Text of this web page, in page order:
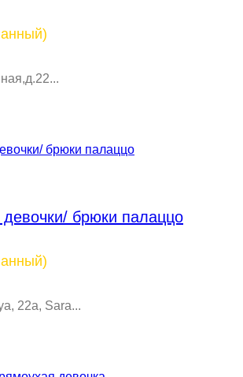
брюки палаццо
22а, Sara...